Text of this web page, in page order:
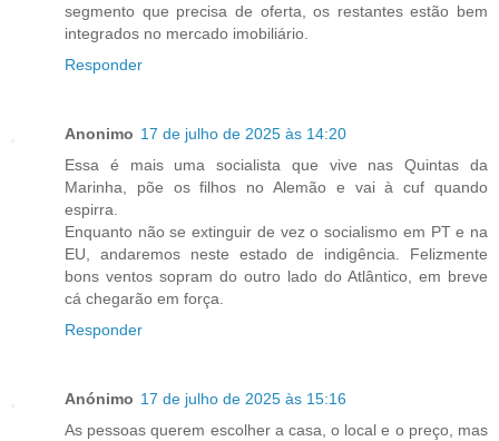
segmento que precisa de oferta, os restantes estão bem
integrados no mercado imobiliário.
Responder
Anonimo 17 de julho de 2025 às 14:20
Essa é mais uma socialista que vive nas Quintas da
Marinha, põe os filhos no Alemão e vai à cuf quando
espirra.
Enquanto não se extinguir de vez o socialismo em PT e na
EU, andaremos neste estado de indigência. Felizmente
bons ventos sopram do outro lado do Atlântico, em breve
cá chegarão em força.
Responder
Anónimo 17 de julho de 2025 às 15:16
As pessoas querem escolher a casa, o local e o preço, mas